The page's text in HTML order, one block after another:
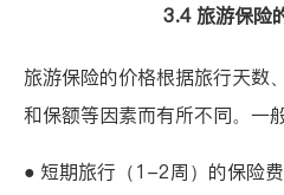
3.4 旅游保险
旅游保险的价格根据旅行天数
和保额等因素而有所不同。一
● 短期旅行（1-2周）的保险